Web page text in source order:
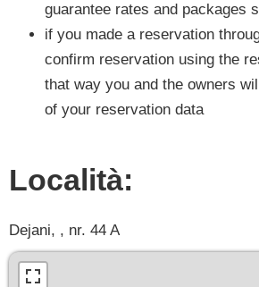
guarantee rates and packages
if you made a reservation
confirm reservation using the
that way you and the owners
of your reservation data
Località:
Dejani, , nr. 44 A